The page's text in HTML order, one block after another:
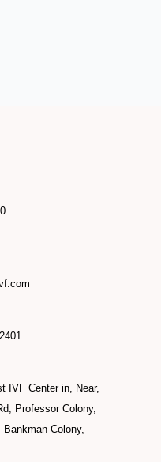
IVF Center in, Near,
Professor Colony,
Bankman Colony,